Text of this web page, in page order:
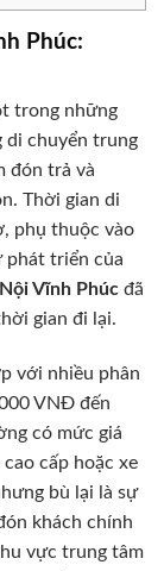
Phúc:
trong những
di chuyển trung
đón trả và
Thời gian di
phụ thuộc vào
phát triển của
Vĩnh Phúc đã
gian đi lại.
với nhiều phân
VNĐ đến
có mức giá
cấp hoặc xe
bù lại là sự
khách chính
vực trung tâm